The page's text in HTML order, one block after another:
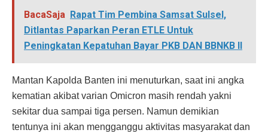
BacaSaja Rapat Tim Pembina Samsat Sulsel,
Ditlantas Paparkan Peran ETLE Untuk
Peningkatan Kepatuhan Bayar PKB DAN BBNKB II
Mantan Kapolda Banten ini menuturkan, saat ini angka
kematian akibat varian Omicron masih rendah yakni
sekitar dua sampai tiga persen. Namun demikian
tentunya ini akan mengganggu aktivitas masyarakat dan